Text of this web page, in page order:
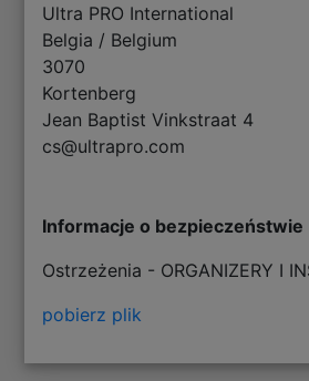
Ultra PRO International
Belgia / Belgium
3070
Kortenberg
Jean Baptist Vinkstraat 4
cs@ultrapro.com
Informacje o bezpieczeństwie
Ostrzeżenia - ORGANIZERY I
pobierz plik